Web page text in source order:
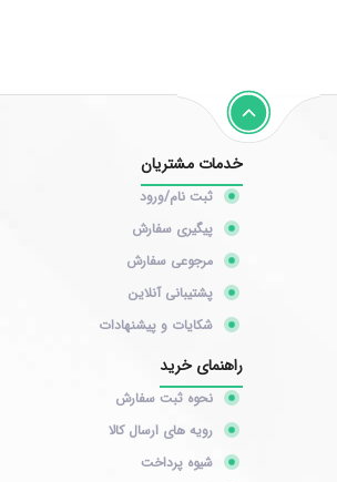
خدمات مشتریان
ثبت نام/ورود
پیگیری سفارش
مرجوعی سفارش
پشتیبانی آنلاین
شکایات و پیشنهادات
راهنمای خرید
نحوه ثبت سفارش
رویه های ارسال کالا
شیوه پرداخت